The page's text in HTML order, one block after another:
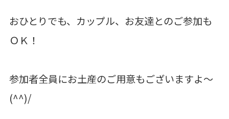
おひとりでも、カップル、お友達とのご参加も
ＯＫ！
参加者全員にお土産のご用意もございますよ～
(^^)/